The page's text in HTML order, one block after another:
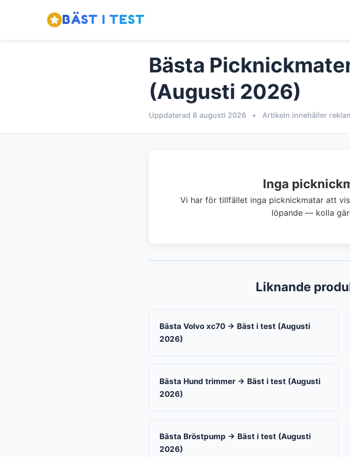
BÄST I TEST
Bästa
(Augusti 2026)
Uppdaterad 8 augusti 2026 • Artikeln innehåller
Inga
Vi har för tillfället inga picknickmatar att
löpande — kolla
Liknande
Bästa Volvo xc70 → Bäst i test (Augusti
2026)
Bästa Hund trimmer → Bäst i test (Augusti
2026)
Bästa Bröstpump → Bäst i test (Augusti
2026)